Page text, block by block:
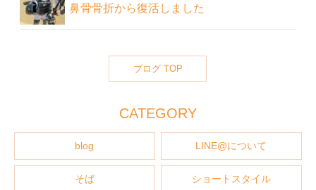
鼻骨骨折から復活しました
ブログ TOP
CATEGORY
blog LINE@について
そば ショートスタイル